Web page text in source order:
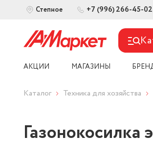
Степное +7 (996) 266-45-02
АКЦИИ МАГАЗИНЫ
Каталог Техника для хозяйства